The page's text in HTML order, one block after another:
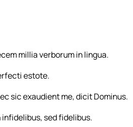
millia verborum in lingua.
estote.
sic exaudient me, dicit Dominus.
sed fidelibus.